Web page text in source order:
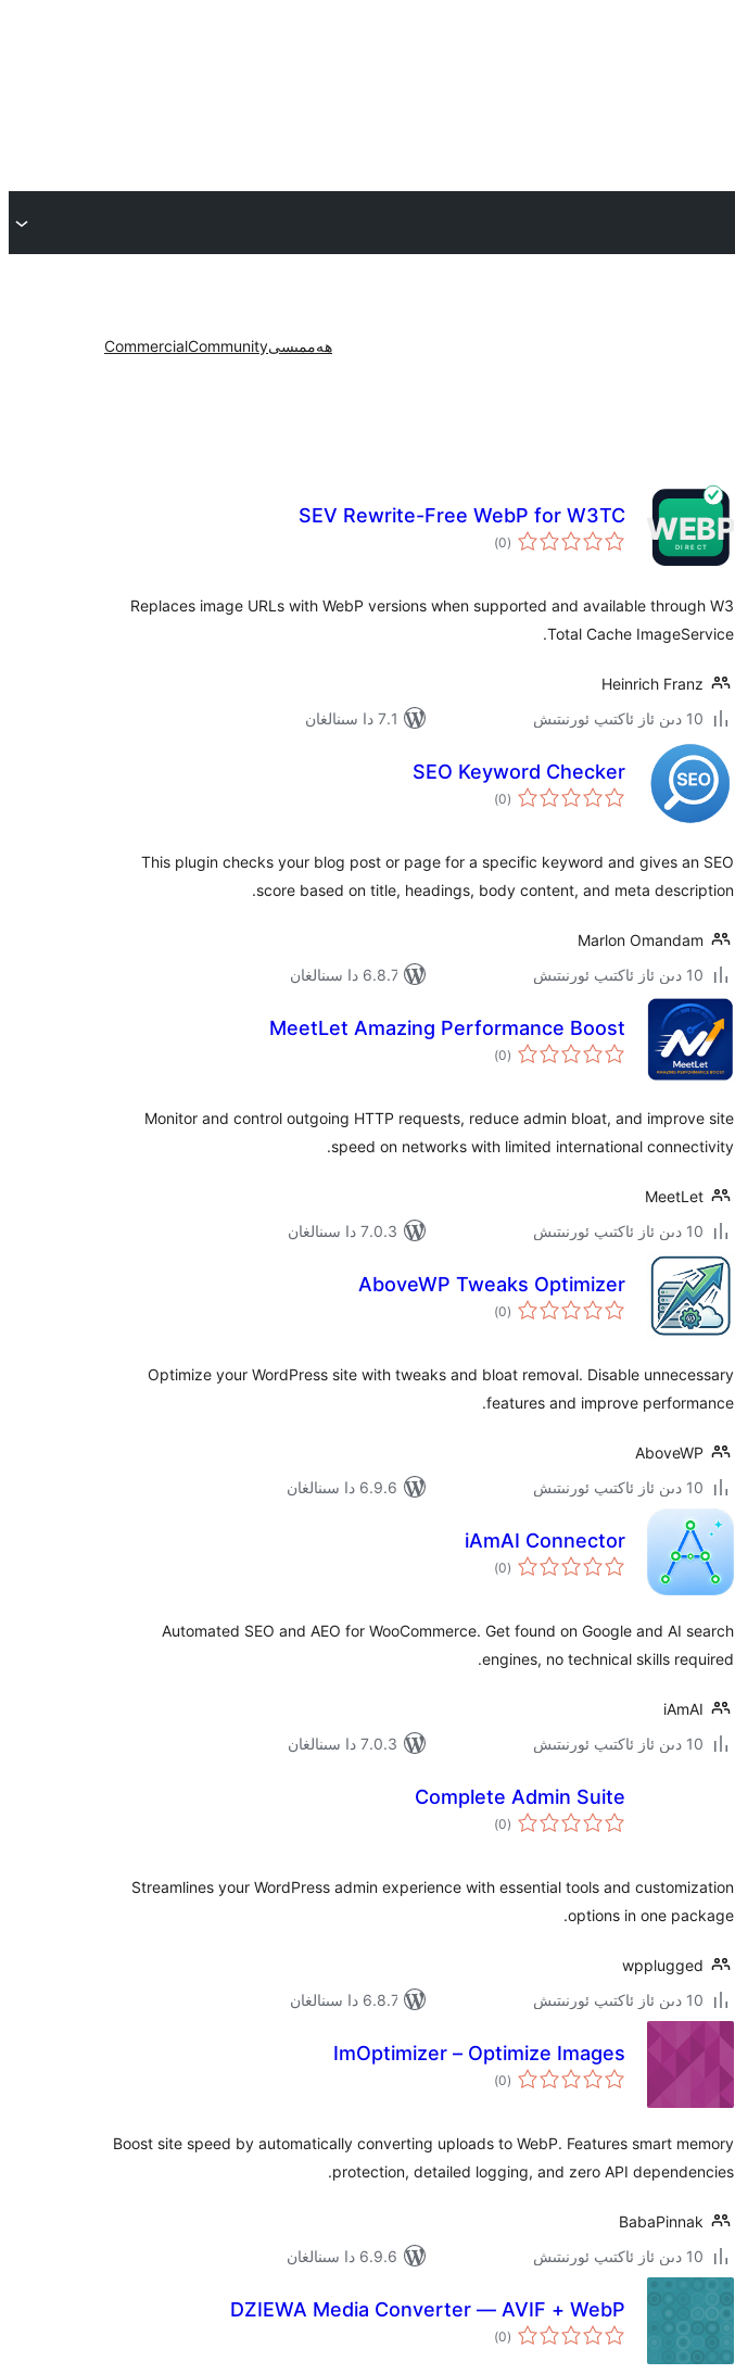
ھەممىسىCommunity
Commercial
SEV Rewrite-Free WebP for W3TC
(0 ئومۇمىي
دەرىجە
)
Replaces image URLs with WebP versions when supported and available through W3
Total Cache ImageService.
Heinrich Franz
10 دىن ئاز ئاكتىپ ئورنىتىش
7.1 دا سىنالغان
SEO Keyword Checker
(0 ئومۇمىي
دەرىجە
)
This plugin checks your blog post or page for a specific keyword and gives an SEO
score based on title, headings, body content, and meta description.
Marlon Omandam
10 دىن ئاز ئاكتىپ ئورنىتىش
6.8.7 دا سىنالغان
MeetLet Amazing Performance Boost
(0 ئومۇمىي
دەرىجە
)
Monitor and control outgoing HTTP requests, reduce admin bloat, and improve site
speed on networks with limited international connectivity.
MeetLet
10 دىن ئاز ئاكتىپ ئورنىتىش
7.0.3 دا سىنالغان
AboveWP Tweaks Optimizer
(0 ئومۇمىي
دەرىجە
)
Optimize your WordPress site with tweaks and bloat removal. Disable unnecessary
features and improve performance.
AboveWP
10 دىن ئاز ئاكتىپ ئورنىتىش
6.9.6 دا سىنالغان
iAmAI Connector
(0 ئومۇمىي
دەرىجە
)
Automated SEO and AEO for WooCommerce. Get found on Google and AI search
engines, no technical skills required.
iAmAI
10 دىن ئاز ئاكتىپ ئورنىتىش
7.0.3 دا سىنالغان
Complete Admin Suite
(0 ئومۇمىي
دەرىجە
)
Streamlines your WordPress admin experience with essential tools and customization
options in one package.
wpplugged
10 دىن ئاز ئاكتىپ ئورنىتىش
6.8.7 دا سىنالغان
ImOptimizer – Optimize Images
(0 ئومۇمىي
دەرىجە
)
Boost site speed by automatically converting uploads to WebP. Features smart memory
protection, detailed logging, and zero API dependencies.
BabaPinnak
10 دىن ئاز ئاكتىپ ئورنىتىش
6.9.6 دا سىنالغان
DZIEWA Media Converter — AVIF + WebP
(0 ئومۇمىي
دەرىجە
)